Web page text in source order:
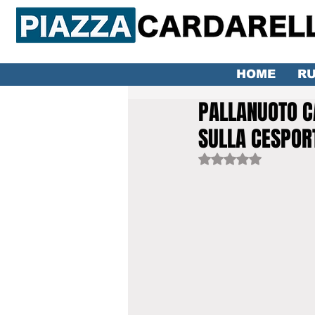
HOME
PALLANUOTO
SULLA
Valutazione NaN